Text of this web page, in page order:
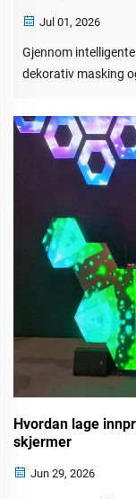
Jul 01, 2026
Gjennom
dekorativ masking
konkurrerer med
Hvordan lage
skjermer
Jun 29, 2026